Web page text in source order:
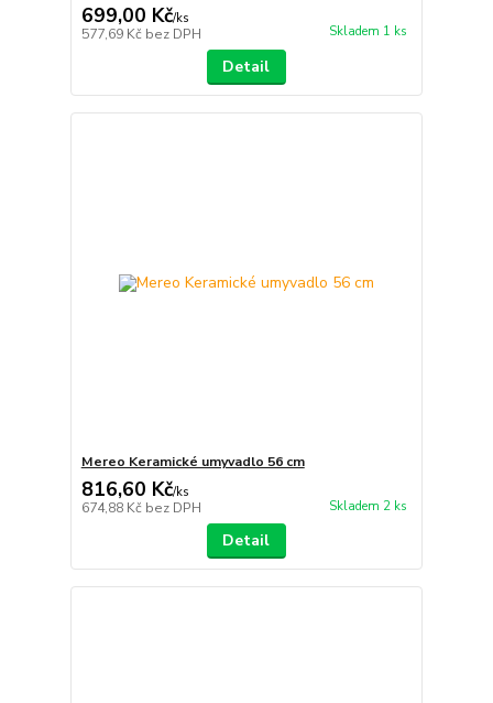
699,00 Kč/ks
577,69 Kč bez DPH Skladem 1 ks
Detail
Mereo Keramické umyvadlo 56 cm
816,60 Kč/ks
674,88 Kč bez DPH Skladem 2 ks
Detail